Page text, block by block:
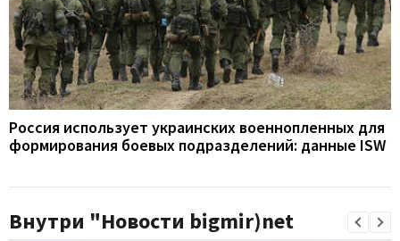
Россия использует украинских военнопленных для
формирования боевых подразделений: данные ISW
Внутри "Новости bigmir)net